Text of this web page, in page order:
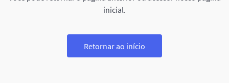
inicial.
Retornar ao início